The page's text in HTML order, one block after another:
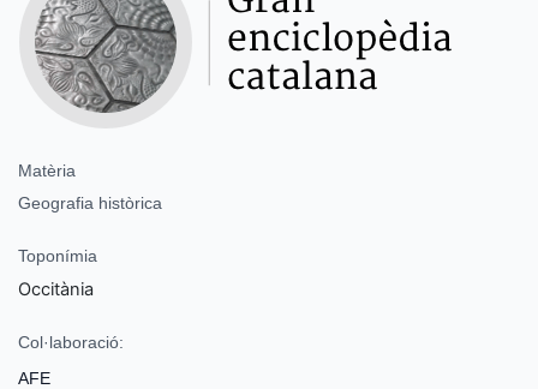
Matèria
Geografia històrica
Toponímia
Occitània
Col·laboració:
AFE